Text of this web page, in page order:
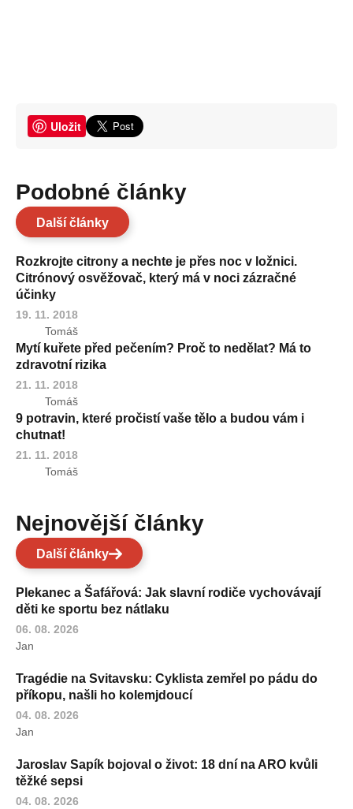
Uložit
Podobné články
Další články
Rozkrojte citrony a nechte je přes noc v ložnici.
Citrónový osvěžovač, který má v noci zázračné
účinky
19. 11. 2018
Tomáš
Mytí kuřete před pečením? Proč to nedělat? Má to
zdravotní rizika
21. 11. 2018
Tomáš
9 potravin, které pročistí vaše tělo a budou vám i
chutnat!
21. 11. 2018
Tomáš
Nejnovější články
Další články
Plekanec a Šafářová: Jak slavní rodiče vychovávají
děti ke sportu bez nátlaku
06. 08. 2026
Jan
Tragédie na Svitavsku: Cyklista zemřel po pádu do
příkopu, našli ho kolemjdoucí
04. 08. 2026
Jan
Jaroslav Sapík bojoval o život: 18 dní na ARO kvůli
těžké sepsi
04. 08. 2026